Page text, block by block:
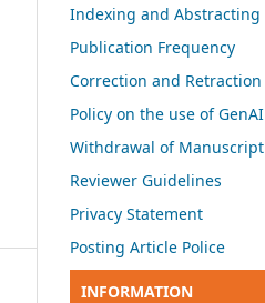
Indexing and Abstracting
Publication Frequency
Correction and Retraction
Policy on the use of GenAI
Withdrawal of Manuscript
Reviewer Guidelines
Privacy Statement
Posting Article Police
INFORMATION